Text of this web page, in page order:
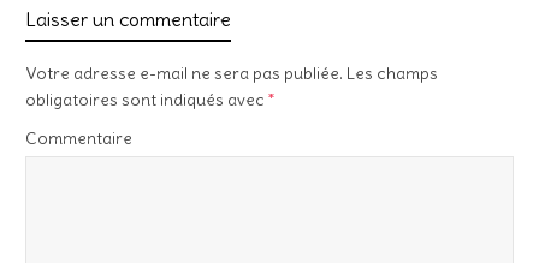
Laisser un commentaire
Votre adresse e-mail ne sera pas publiée. Les champs
obligatoires sont indiqués avec *
Commentaire